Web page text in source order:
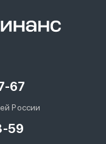
67
России
59